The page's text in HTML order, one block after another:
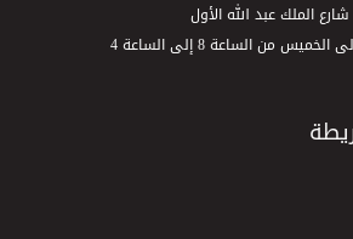
الملك عبد الله الأول
من الساعة 8 إلى الساعة 4